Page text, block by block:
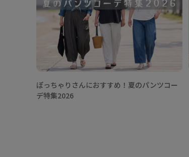
ぽっちゃりさんにおすすめ！夏のパンツコー
デ特集2026